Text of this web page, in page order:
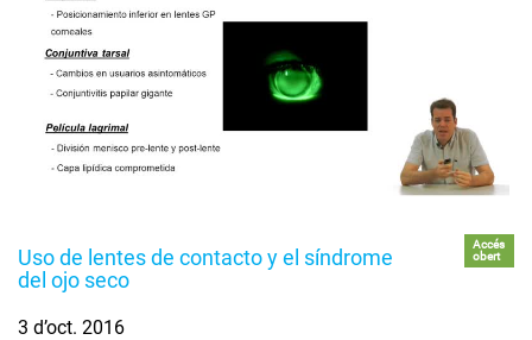
Uso de lentes de contacto y el síndrome
del ojo seco
Accés
obert
3 d’oct. 2016